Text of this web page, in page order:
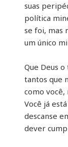
suas
política
se foi, mas
um único
Que Deus
tantos que
como você,
Você já
descanse
dever